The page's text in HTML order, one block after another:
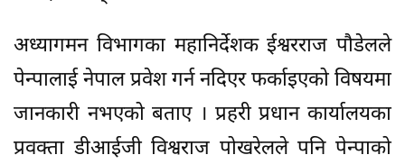
अध्यागमन विभागका महानिर्देशक ईश्वरराज पौडेलले
पेन्पालाई नेपाल प्रवेश गर्न नदिएर फर्काइएको विषयमा
जानकारी नभएको बताए । प्रहरी प्रधान कार्यालयका
प्रवक्ता डीआईजी विश्वराज पोखरेलले पनि पेन्पाको